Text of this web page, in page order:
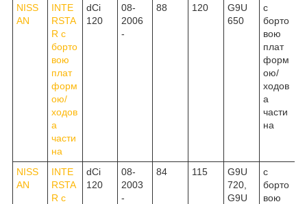
NISS
AN
INTE
RSTA
R c
борто
вою
плат
форм
ою/
ходов
а
части
на
dCi
120
08-
2006
-
88 120
G9U
650
c
борто
вою
плат
форм
ою/
ходов
а
части
на
NISS
AN
INTE
RSTA
R c
dCi
120
08-
2003
-
84 115
G9U
720,
G9U
c
борто
вою